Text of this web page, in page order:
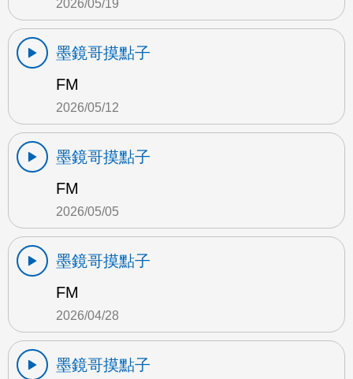
2026/05/19
墨鏡哥摸點子
FM
2026/05/12
墨鏡哥摸點子
FM
2026/05/05
墨鏡哥摸點子
FM
2026/04/28
墨鏡哥摸點子